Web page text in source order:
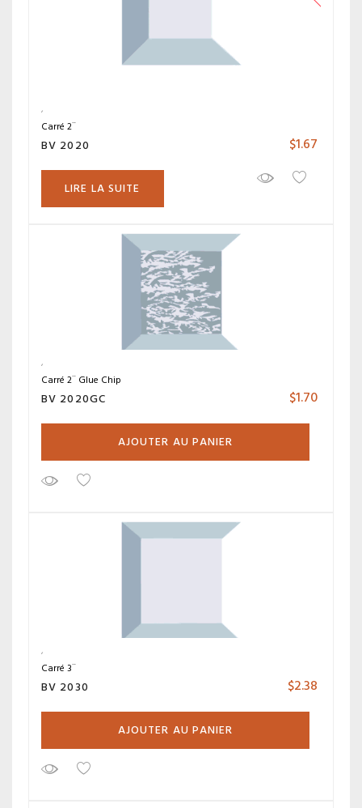
Carré 2¨
BV 2020 $1.67
LIRE LA SUITE
Carré 2¨ Glue Chip
BV 2020GC $1.70
AJOUTER AU PANIER
Carré 3¨
BV 2030 $2.38
AJOUTER AU PANIER